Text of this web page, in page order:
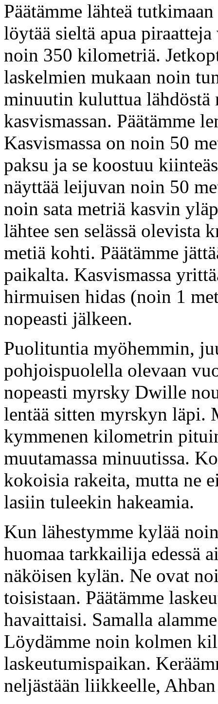
Päätämme lähteä
löytää sieltä apua
noin 350 kilometriä.
laskelmien mukaan noin
minuutin kuluttua lähdöstä
kasvismassan. Päätämme
Kasvismassa on noin 50
paksu ja se koostuu
näyttää leijuvan noin 50
noin sata metriä kasvin
lähtee sen selässä olevista
metiä kohti. Päätämme
paikalta. Kasvismassa
hirmuisen hidas (noin 1
nopeasti jälkeen.
Puolituntia myöhemmin,
pohjoispuolella olevaan
nopeasti myrsky Dwille
lentää sitten myrskyn läpi.
kymmenen kilometrin
muutamassa minuutissa.
kokoisia rakeita, mutta ne
lasiin tuleekin hakeamia.
Kun lähestymme kylää
huomaa tarkkailija edessä
näköisen kylän. Ne ovat
toisistaan. Päätämme
havaittaisi. Samalla
Löydämme noin kolmen
laskeutumispaikan.
neljästään liikkeelle,